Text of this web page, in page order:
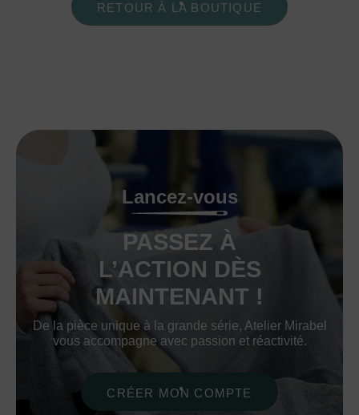
RETOUR À LA BOUTIQUE
Lancez-vous
PASSEZ À
L’ACTION DÈS
MAINTENANT !
De la pièce unique à la grande série, Atelier Mirabel
vous accompagne avec passion et réactivité.
CRÉER MON COMPTE